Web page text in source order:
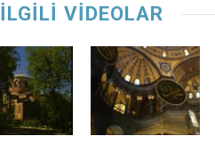
İLGİLİ VİDEOLAR